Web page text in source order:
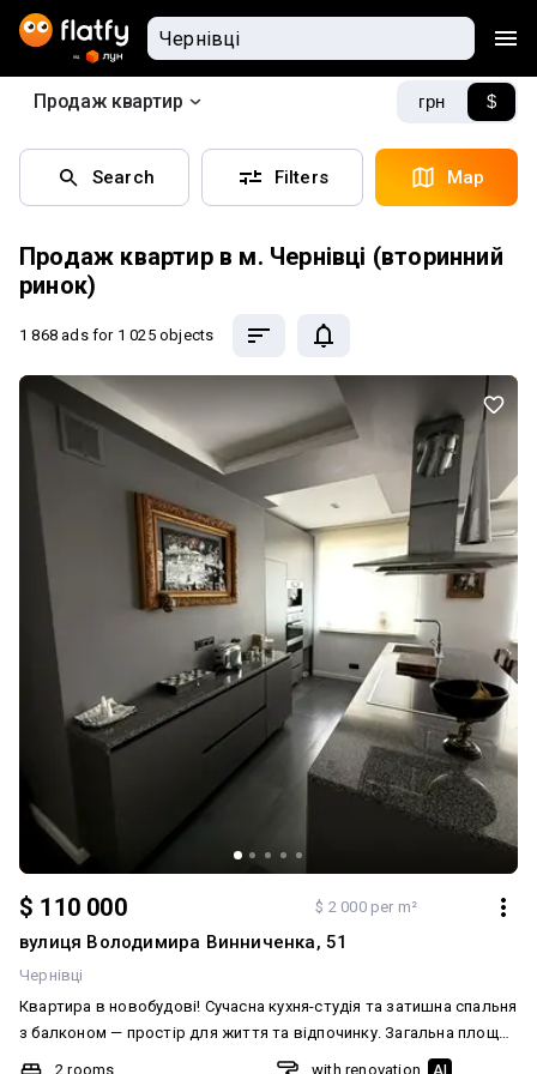
Продаж квартир грн $
Search Filters Map
Продаж квартир в м. Чернівці (вторинний
ринок)
1 868 ads for 1 025 objects
$ 110 000 $ 2 000 per m²
вулиця Володимира Винниченка, 51
Чернівці
Квартира в новобудові! Сучасна кухня-студія та затишна спальня
з балконом — простір для життя та відпочинку. Загальна площа
— 55 м² 🍴 Кухня — 31 м² 🛏 Спальня — 14 м² з балконом 🏢 Поверх
2 rooms
with renovation AI